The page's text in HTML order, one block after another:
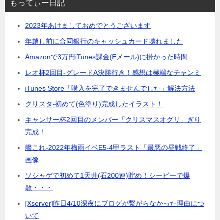
もってぃー日記
2023年あけましておめでとうございます
年越し前に合同銀行のキャッシュカード壊れました
Amazonで3万円iTunes課金(Eメール)に掛かった時間
レオ杯2回目-グレードA決勝行き！感想は極端なチャンミ
iTunes Store「購入を完了できませんでした」解決方法
クリスタ-初めて(色塗り)完成したイラスト！
キャンサー杯2回目のメンバー「クリスマスオグリ」ぎり
完成！
艦これ-2022年梅雨イベE5-4甲ラスト「最悪の昼戦終了」
画像
ソシャゲで初めて1天井(石200連)貯め！シービーで爆
散・・・
[Xserver]昨日4/10深夜にブログが繋がらなかった理由につ
いて